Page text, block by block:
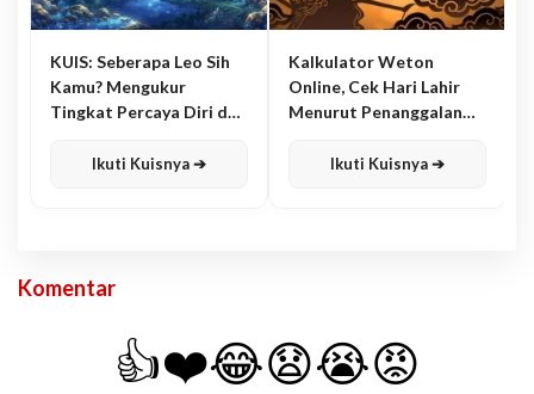
KUIS: Seberapa Leo Sih
Kamu? Mengukur
Tingkat Percaya Diri dan
Ikuti Kuisnya ➔
Kalkulator Weton
Online, Cek Hari Lahir
Menurut Penanggalan
Ikuti Kuisnya ➔
Komentar
👍❤️😂😧😭😡